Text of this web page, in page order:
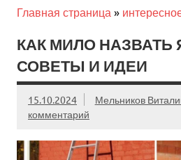
Главная страница »
КАК МИЛО НАЗВАТЬ
СОВЕТЫ И ИДЕИ
15.10.2024 Мельников
комментарий